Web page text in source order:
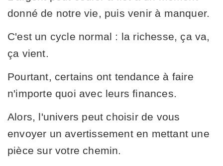
donné de notre vie, puis venir à manquer.
C'est un cycle normal : la richesse, ça va,
ça vient.
Pourtant, certains ont tendance à faire
n'importe quoi avec leurs finances.
Alors, l'univers peut choisir de vous
envoyer un avertissement en mettant une
pièce sur votre chemin.